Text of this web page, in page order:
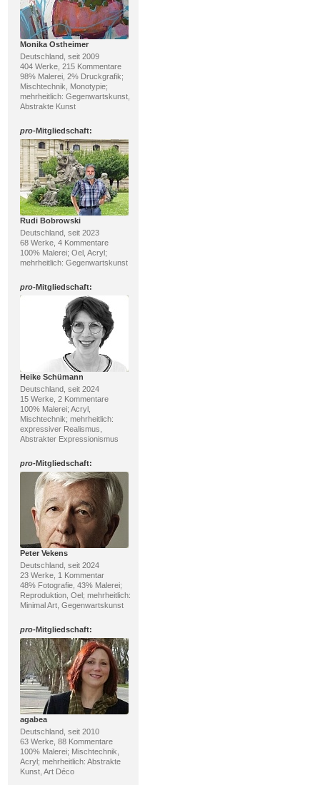
Monika Ostheimer
Deutschland, seit 2009
404 Werke, 215 Kommentare
98% Malerei, 2% Druckgrafik;
Mischtechnik, Monotypie;
mehrheitlich: Gegenwartskunst,
Abstrakte Kunst
pro-Mitgliedschaft:
Rudi Bobrowski
Deutschland, seit 2023
68 Werke, 4 Kommentare
100% Malerei; Oel, Acryl;
mehrheitlich: Gegenwartskunst
pro-Mitgliedschaft:
Heike Schümann
Deutschland, seit 2024
15 Werke, 2 Kommentare
100% Malerei; Acryl,
Mischtechnik; mehrheitlich:
expressiver Realismus,
Abstrakter Expressionismus
pro-Mitgliedschaft:
Peter Vekens
Deutschland, seit 2024
23 Werke, 1 Kommentar
48% Fotografie, 43% Malerei;
Reproduktion, Oel; mehrheitlich:
Minimal Art, Gegenwartskunst
pro-Mitgliedschaft:
agabea
Deutschland, seit 2010
63 Werke, 88 Kommentare
100% Malerei; Mischtechnik,
Acryl; mehrheitlich: Abstrakte
Kunst, Art Déco